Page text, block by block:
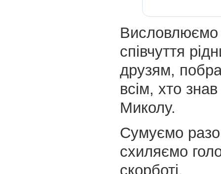
Висловлюємо
співчуття
друзям,
всім, хто
Миколу.
Сумуємо
схиляємо
скорботі.